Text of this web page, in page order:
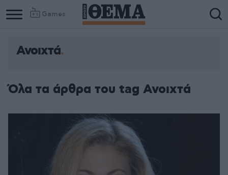
Games
Ανοιχτά
Όλα τα άρθρα του tag Ανοιχτά